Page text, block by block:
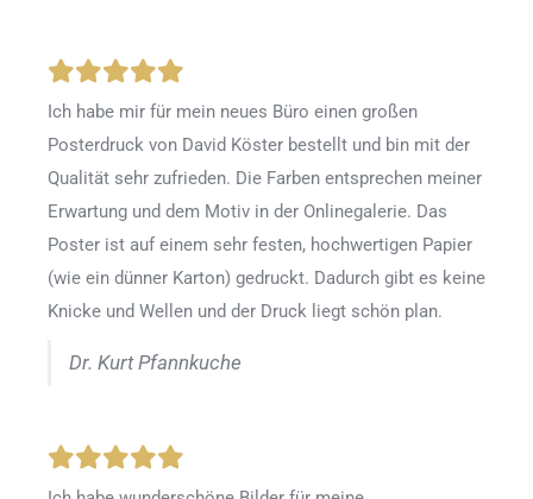
Ich habe mir für mein neues Büro einen großen
Posterdruck von David Köster bestellt und bin mit der
Qualität sehr zufrieden. Die Farben entsprechen meiner
Erwartung und dem Motiv in der Onlinegalerie. Das
Poster ist auf einem sehr festen, hochwertigen Papier
(wie ein dünner Karton) gedruckt. Dadurch gibt es keine
Knicke und Wellen und der Druck liegt schön plan.
Dr. Kurt Pfannkuche